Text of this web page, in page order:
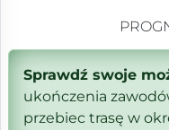
Sprawdź swoje
ukończenia
przebiec trasę w